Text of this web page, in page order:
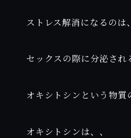
ストレス解消になるのは、
セックスの際に分泌され
オキシトシンという物質
オキシトシンは、、